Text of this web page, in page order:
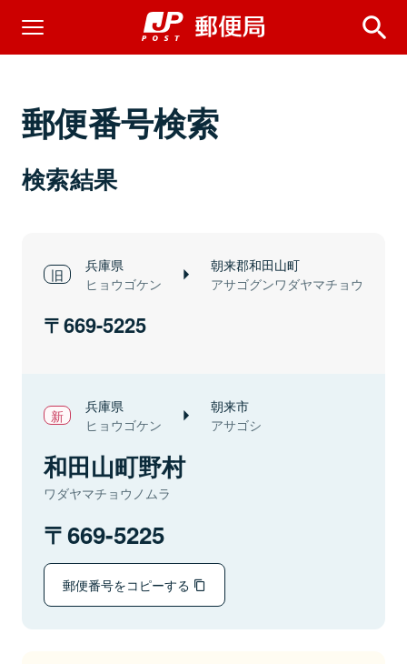
郵便番号検索
検索結果
兵庫県
ヒョウゴケン
朝来郡和田山町
アサゴグンワダヤマチョウ
669-5225
兵庫県
ヒョウゴケン
朝来市
アサゴシ
和田山町野村
ワダヤマチョウノムラ
669-5225
郵便番号をコピーする